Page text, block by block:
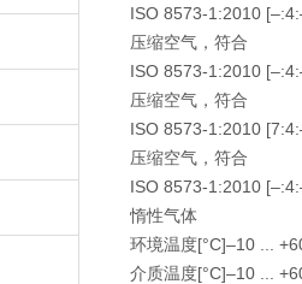
ISO 8573-1:2010
压缩空气，符合
ISO 8573-1:2010
压缩空气，符合
ISO 8573-1:2010
压缩空气，符合
ISO 8573-1:2010
惰性气体
环境温度[°C]–10 ...
介质温度[°C]–10 ...